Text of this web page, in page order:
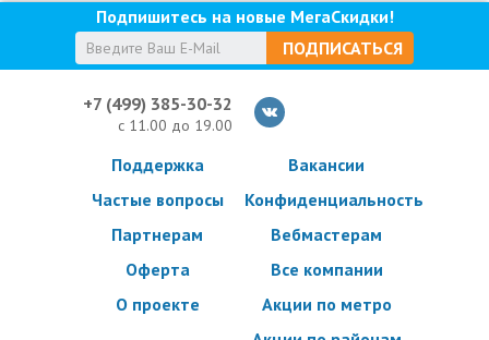
Подпишитесь на новые МегаСкидки!
ПОДПИСАТЬСЯ
+7 (499) 385-30-32
с 11.00 до 19.00
Поддержка
Частые вопросы
Партнерам
Оферта
О проекте
Вакансии
Конфиденциальность
Вебмастерам
Все компании
Акции по метро